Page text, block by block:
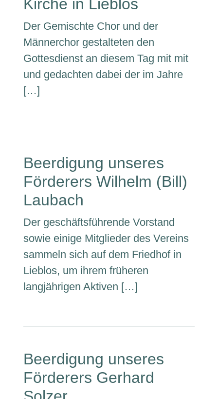
Kirche in Lieblos
Der Gemischte Chor und der
Männerchor gestalteten den
Gottesdienst an diesem Tag mit mit
und gedachten dabei der im Jahre
[…]
Beerdigung unseres
Förderers Wilhelm (Bill)
Laubach
Der geschäftsführende Vorstand
sowie einige Mitglieder des Vereins
sammeln sich auf dem Friedhof in
Lieblos, um ihrem früheren
langjährigen Aktiven […]
Beerdigung unseres
Förderers Gerhard